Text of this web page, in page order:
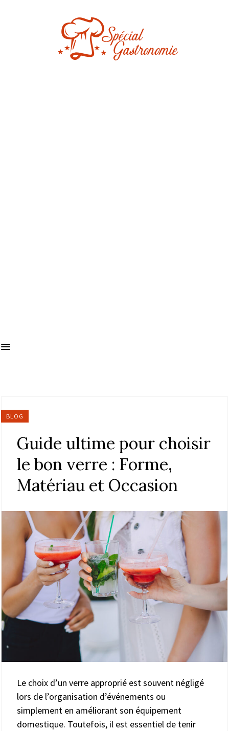
BLOG
Guide ultime pour choisir
le bon verre : Forme,
Matériau et Occasion
Le choix d’un verre approprié est souvent négligé
lors de l’organisation d’événements ou
simplement en améliorant son équipement
domestique. Toutefois, il est essentiel de tenir